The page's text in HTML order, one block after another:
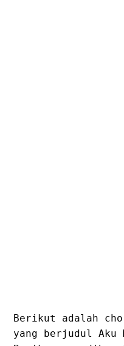
Berikut adalah
yang berjudul Aku